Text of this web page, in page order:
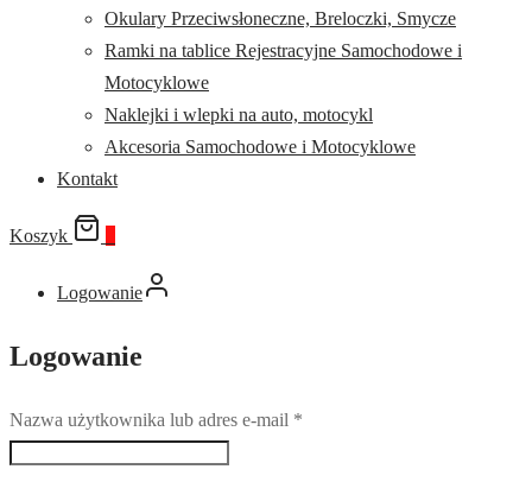
Okulary Przeciwsłoneczne, Breloczki, Smycze
Ramki na tablice Rejestracyjne Samochodowe i
Motocyklowe
Naklejki i wlepki na auto, motocykl
Akcesoria Samochodowe i Motocyklowe
Kontakt
Koszyk
Logowanie
Logowanie
Nazwa użytkownika lub adres e-mail *